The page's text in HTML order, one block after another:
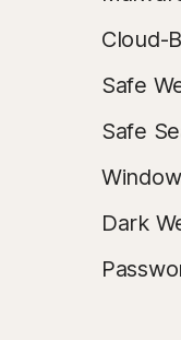
Cloud-
Safe
Safe
Dark